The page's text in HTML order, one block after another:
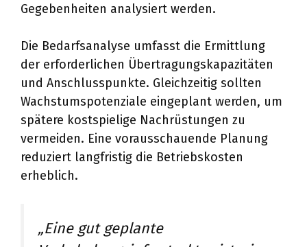
Gegebenheiten analysiert werden.
Die Bedarfsanalyse umfasst die Ermittlung
der erforderlichen Übertragungskapazitäten
und Anschlusspunkte. Gleichzeitig sollten
Wachstumspotenziale eingeplant werden, um
spätere kostspielige Nachrüstungen zu
vermeiden. Eine vorausschauende Planung
reduziert langfristig die Betriebskosten
erheblich.
„Eine gut geplante